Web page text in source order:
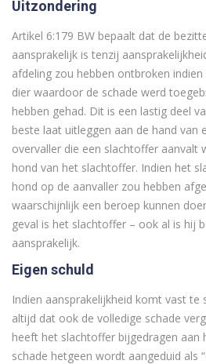
Uitzondering
Artikel 6:179 BW bepaalt dat de
aansprakelijk is tenzij
afdeling zou hebben ontbroken
dier waardoor de schade werd
hebben gehad. Dit is een lastig deel
beste laat uitleggen aan de hand van
overvaller die een slachtoffer aanvalt
hond van het slachtoffer. Indien het
hond op de aanvaller zou hebben
waarschijnlijk een beroep kunnen
geval is het slachtoffer – ook al is hij
aansprakelijk.
Eigen schuld
Indien aansprakelijkheid komt vast
altijd dat ook de volledige schade
heeft het slachtoffer bijgedragen aan
schade hetgeen wordt aangeduid als